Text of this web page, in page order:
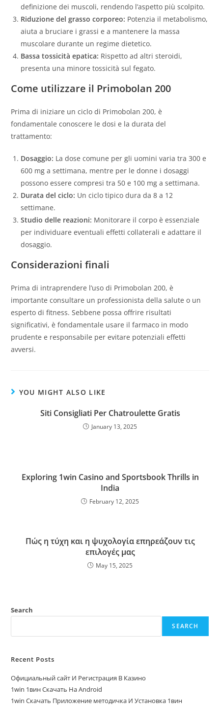
definizione dei muscoli, rendendo l’aspetto più scolpito.
Riduzione del grasso corporeo: Potenzia il metabolismo,
aiuta a bruciare i grassi e a mantenere la massa
muscolare durante un regime dietetico.
Bassa tossicità epatica: Rispetto ad altri steroidi,
presenta una minore tossicità sul fegato.
Come utilizzare il Primobolan 200
Prima di iniziare un ciclo di Primobolan 200, è
fondamentale conoscere le dosi e la durata del
trattamento:
Dosaggio: La dose comune per gli uomini varia tra 300 e
600 mg a settimana, mentre per le donne i dosaggi
possono essere compresi tra 50 e 100 mg a settimana.
Durata del ciclo: Un ciclo tipico dura da 8 a 12
settimane.
Studio delle reazioni: Monitorare il corpo è essenziale
per individuare eventuali effetti collaterali e adattare il
dosaggio.
Considerazioni finali
Prima di intraprendere l’uso di Primobolan 200, è
importante consultare un professionista della salute o un
esperto di fitness. Sebbene possa offrire risultati
significativi, è fondamentale usare il farmaco in modo
prudente e responsabile per evitare potenziali effetti
avversi.
YOU MIGHT ALSO LIKE
Siti Consigliati Per Chatroulette Gratis
January 13, 2025
Exploring 1win Casino and Sportsbook Thrills in
India
February 12, 2025
Πώς η τύχη και η ψυχολογία επηρεάζουν τις
επιλογές μας
May 15, 2025
Search
SEARCH
Recent Posts
Официальный сайт И Регистрация В Казино
1win 1вин Скачать На Android
1win Скачать Приложение методичка И Установка 1вин